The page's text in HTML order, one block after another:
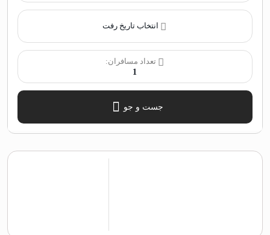
تعداد مسافران:
1
جست و جو